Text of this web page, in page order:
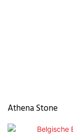
Athena Stone